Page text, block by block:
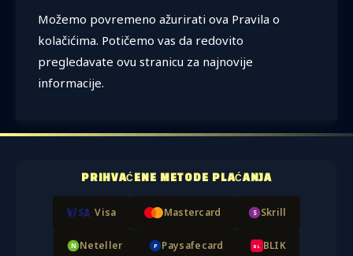
Možemo povremeno ažurirati ova Pravila o
kolačićima. Potičemo vas da redovito
pregledavate ovu stranicu za najnovije
informacije.
PRIHVAĆENE METODE PLAĆANJA
Visa Mastercard S Skrill
N Neteller P Paysafecard BL BLIK